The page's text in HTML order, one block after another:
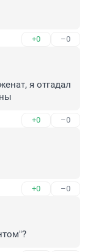
+0 –0
я отгадал
+0 –0
+0 –0